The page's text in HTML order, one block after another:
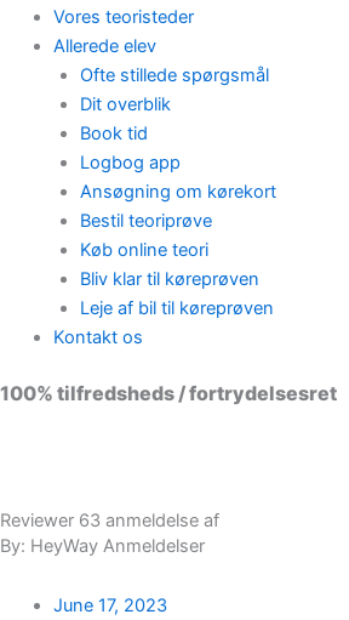
Vores teoristeder
Allerede elev
Ofte stillede spørgsmål
Dit overblik
Book tid
Logbog app
Ansøgning om kørekort
Bestil teoriprøve
Køb online teori
Bliv klar til køreprøven
Leje af bil til køreprøven
Kontakt os
100% tilfredsheds / fortrydelsesret
Reviewer 63 anmeldelse af
By: HeyWay Anmeldelser
June 17, 2023